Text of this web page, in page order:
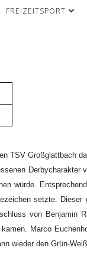
FREIZEITSPORT
TSV Großglattbach
würde.
setzte.
von Benjamin
Marco
wieder den Grün-